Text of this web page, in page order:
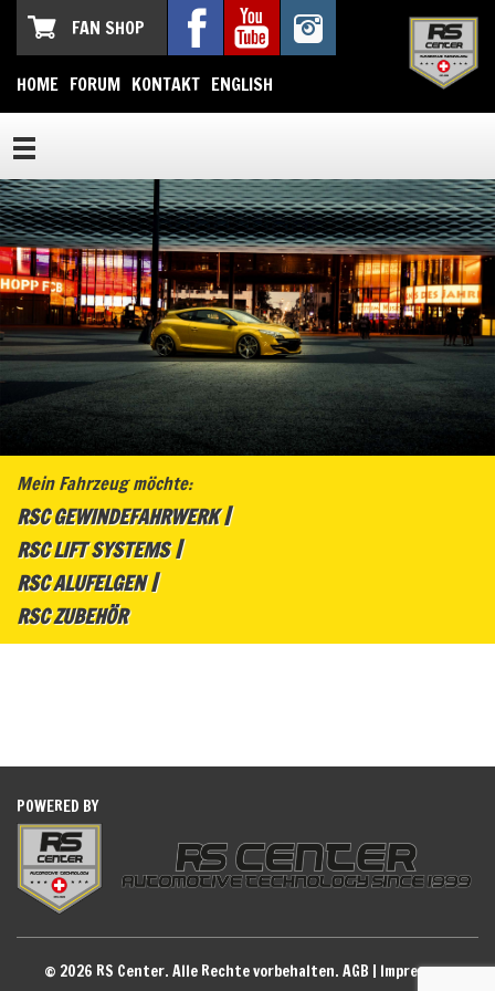
FAN SHOP
HOME FORUM KONTAKT ENGLISH
Mein Fahrzeug möchte:
RSC GEWINDEFAHRWERK
RSC LIFT SYSTEMS
RSC ALUFELGEN
RSC ZUBEHÖR
POWERED BY
© 2026 RS Center. Alle Rechte vorbehalten. AGB | Impressum